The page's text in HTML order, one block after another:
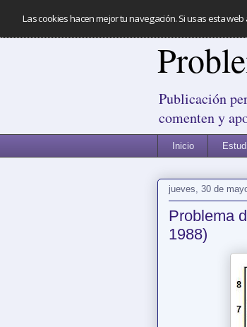
Las cookies hacen mejor tu navegación. Si usas esta
Publicación
comenten y
Inicio
jueves, 30 de
Problema
1988)